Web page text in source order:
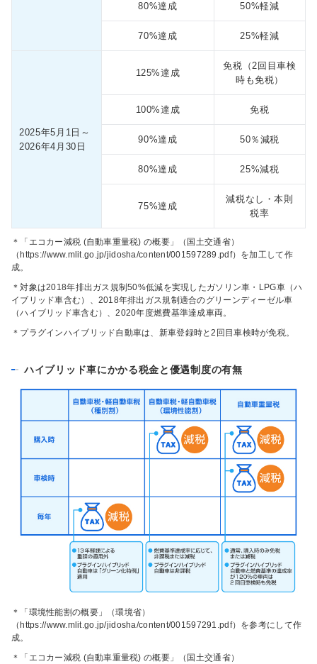
80%達成 50%軽減
70%達成 25%軽減
2025年5月1日 ～
2026年4月30日
125%達成
免税 （2回目車検
時も免税）
100%達成 免税
90%達成 50％減税
80%達成 25%減税
75%達成
減税なし・本則
税率
＊「エコカー減税 (自動車重量税) の概要」（国土交通省）
（https://www.mlit.go.jp/jidosha/content/001597289.pdf）を加工して作
成。
＊対象は2018年排出ガス規制50%低減を実現したガソリン車・LPG車（ハ
イブリッド車含む）、2018年排出ガス規制適合のグリーンディーゼル車
（ハイブリッド車含む）、2020年度燃費基準達成車両。
＊プラグインハイブリッド自動車は、新車登録時と2回目車検時が免税。
ハイブリッド車にかかる税金と優遇制度の有無
＊「環境性能割の概要」（環境省）
（https://www.mlit.go.jp/jidosha/content/001597291.pdf）を参考にして作
成。
＊「エコカー減税 (自動車重量税) の概要」（国土交通省）